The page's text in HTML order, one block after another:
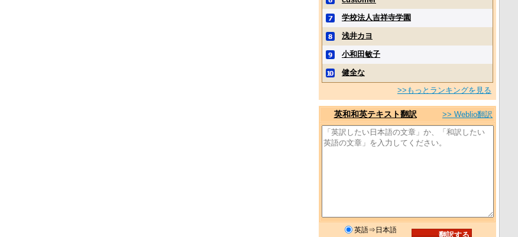
学校法人吉祥寺学園
浅井カヨ
小和田敏子
健全な
>>もっとランキングを見る
英和和英テキスト翻訳 >> Weblio翻訳
英語⇒日本語